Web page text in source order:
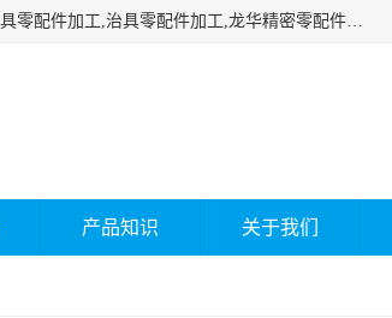
深圳市瑞通精密机械有限公司主要承接深圳精密零配件加工,非标零部配件加工,家具零配件加工,治具零配件加工,龙华精密零配件加工等各种各种精密机械加工，欢迎来来电咨询！
产品知识 关于我们